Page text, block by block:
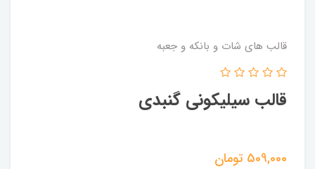
قالب های شات و بانکه و جعبه
قالب سیلیکونی گنبدی
509,000 تومان